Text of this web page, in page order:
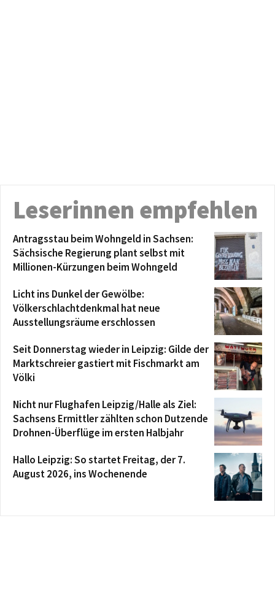
Leserinnen empfehlen
Antragsstau beim Wohngeld in Sachsen:
Sächsische Regierung plant selbst mit
Millionen-Kürzungen beim Wohngeld
Licht ins Dunkel der Gewölbe:
Völkerschlachtdenkmal hat neue
Ausstellungsräume erschlossen
Seit Donnerstag wieder in Leipzig: Gilde der
Marktschreier gastiert mit Fischmarkt am
Völki
Nicht nur Flughafen Leipzig/Halle als Ziel:
Sachsens Ermittler zählten schon Dutzende
Drohnen-Überflüge im ersten Halbjahr
Hallo Leipzig: So startet Freitag, der 7.
August 2026, ins Wochenende